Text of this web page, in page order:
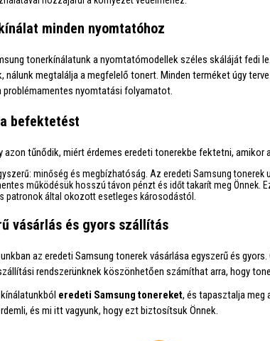
minden nyomtatóhoz
tonerkínálatunk a nyomtatómodellek széles skáláját fedi
nálunk megtalálja a megfelelő tonert. Minden terméket úgy
nyomtatási folyamatot.
befektetést
azon tűnődik, miért érdemes eredeti tonerekbe fektetni, amikor
minőség és megbízhatóság. Az eredeti Samsung
működésük hosszú távon pénzt és időt takarít meg Önnek.
patronok által okozott esetleges károsodástól.
vásárlás és gyors szállítás
az eredeti Samsung tonerek vásárlása egyszerű és
rendszerünknek köszönhetően számíthat arra, hogy
eredeti Samsung tonereket, és tapasztalja meg
és mi itt vagyunk, hogy ezt biztosítsuk Önnek.